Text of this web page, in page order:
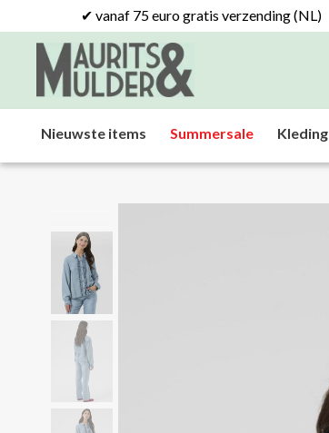
✔ vanaf 75 euro gratis verzending (NL)
Nieuwste items Summersale Kleding